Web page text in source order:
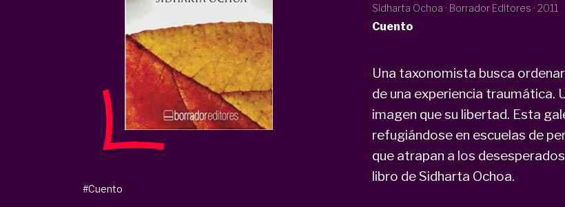
Sidharta Ochoa · Borrador Editores · 2011
Cuento
Una taxonomista busca
de una experiencia traumática.
imagen que su libertad. Esta
refugiándose en escuelas de
que atrapan a los
libro de Sidharta Ochoa.
#Cuento